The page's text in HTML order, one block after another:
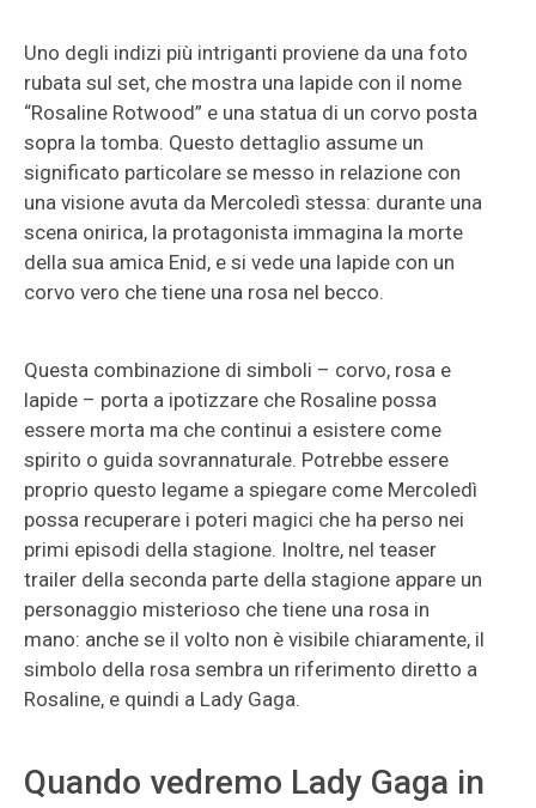
Uno degli indizi più intriganti proviene da una foto
rubata sul set, che mostra una lapide con il nome
“Rosaline Rotwood” e una statua di un corvo posta
sopra la tomba. Questo dettaglio assume un
significato particolare se messo in relazione con
una visione avuta da Mercoledì stessa: durante una
scena onirica, la protagonista immagina la morte
della sua amica Enid, e si vede una lapide con un
corvo vero che tiene una rosa nel becco.
Questa combinazione di simboli – corvo, rosa e
lapide – porta a ipotizzare che Rosaline possa
essere morta ma che continui a esistere come
spirito o guida sovrannaturale. Potrebbe essere
proprio questo legame a spiegare come Mercoledì
possa recuperare i poteri magici che ha perso nei
primi episodi della stagione. Inoltre, nel teaser
trailer della seconda parte della stagione appare un
personaggio misterioso che tiene una rosa in
mano: anche se il volto non è visibile chiaramente, il
simbolo della rosa sembra un riferimento diretto a
Rosaline, e quindi a Lady Gaga.
Quando vedremo Lady Gaga in